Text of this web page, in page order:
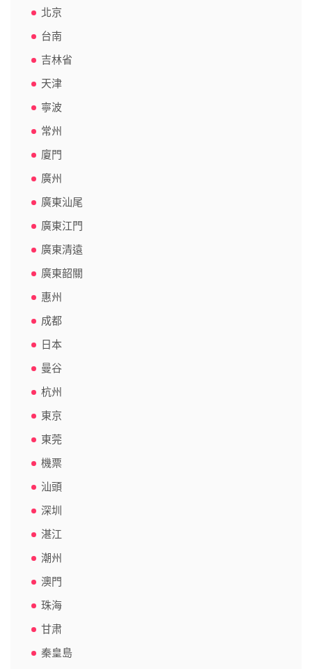
北京
台南
吉林省
天津
寧波
常州
廈門
廣州
廣東汕尾
廣東江門
廣東清遠
廣東韶關
惠州
成都
日本
曼谷
杭州
東京
東莞
機票
汕頭
深圳
湛江
潮州
澳門
珠海
甘肃
秦皇島